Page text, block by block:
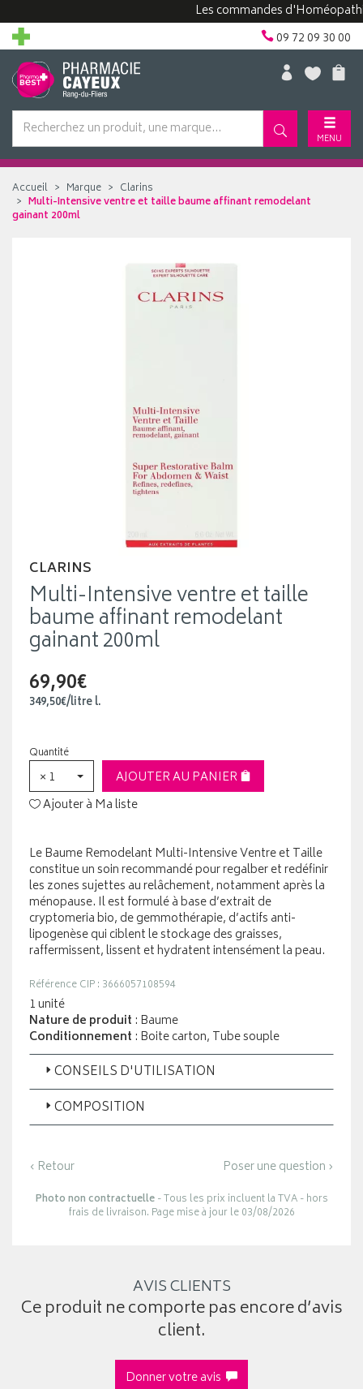
Les commandes d'Homéopathie
09 72 09 30 00
MENU
Accueil Marque
Clarins
Multi-Intensive ventre et taille baume affinant remodelant
gainant 200ml
CLARINS
Multi-Intensive ventre et taille
baume affinant remodelant
gainant 200ml
69,90€
349,50€/litrel.
Quantité
× 1
AJOUTER AU PANIER
Ajouter à Ma liste
Le Baume Remodelant Multi-Intensive Ventre et Taille
constitue un soin recommandé pour regalber et redéfinir
les zones sujettes au relâchement, notamment après la
ménopause. Il est formulé à base d’extrait de
cryptomeria bio, de gemmothérapie, d’actifs anti-
lipogenèse qui ciblent le stockage des graisses,
raffermissent, lissent et hydratent intensément la peau.
Référence CIP : 3666057108594
1 unité
Nature de produit : Baume
Conditionnement : Boite carton, Tube souple
CONSEILS D'UTILISATION
COMPOSITION
‹ Retour Poser une question ›
Photo non contractuelle- Tous les prix incluent la TVA - hors
frais de livraison. Page mise à jour le 03/08/2026
AVIS CLIENTS
Ce produit ne comporte pas encore d’avis
client.
Donner votre avis